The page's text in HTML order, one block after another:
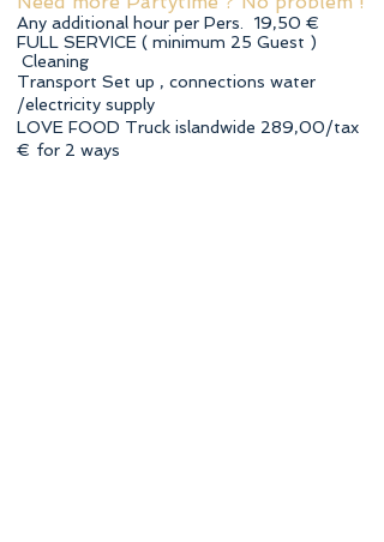
Any additional hour per Pers. 19,50 €
FULL SERVICE ( minimum 25 Guest )
Cleaning
Transport Set up , connections water
/electricity supply
LOVE FOOD Truck islandwide 289,00/tax
€ for 2 ways